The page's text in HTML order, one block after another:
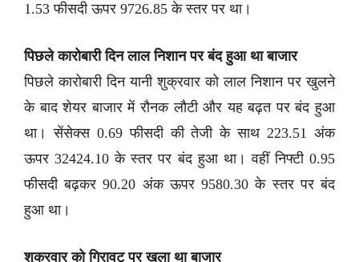
1.53 फीसदी ऊपर 9726.85 के स्तर पर था।
पिछले कारोबारी दिन लाल निशान पर बंद हुआ था बाजार
पिछले कारोबारी दिन यानी शुक्रवार को लाल निशान पर खुलने
के बाद शेयर बाजार में रौनक लौटी और यह बढ़त पर बंद हुआ
था। सेंसेक्स 0.69 फीसदी की तेजी के साथ 223.51 अंक
ऊपर 32424.10 के स्तर पर बंद हुआ था। वहीं निफ्टी 0.95
फीसदी बढ़कर 90.20 अंक ऊपर 9580.30 के स्तर पर बंद
हुआ था।
शुक्रवार को गिरावट पर खुला था बाजार